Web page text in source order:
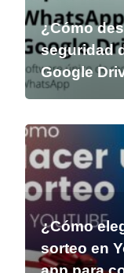
¿Cómo
seguridad
Google
¿Cómo
sorteo en